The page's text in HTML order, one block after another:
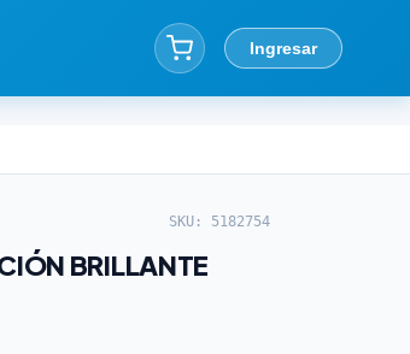
Ingresar
SKU: 5182754
BRILLANTE